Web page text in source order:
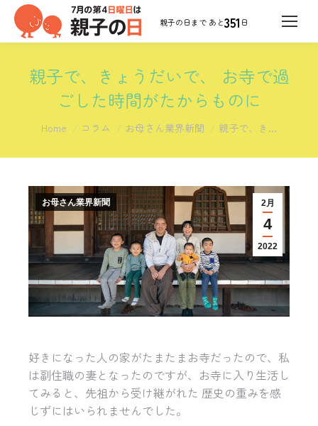
351 日
親子で、きょうだいで、 お寺で過
ごした時間がたからものに
You are here:
Home コラム お母さん業界新聞 親子で、き…
2月
4
2022
お母さん業界新聞
好きになった人の家がたまたまお寺だったので、私
は副住職の妻となったのですが、お寺に入り生活し
てみると、先祖から受け継がれた 歴史の重みを感
じずにはいられませんでした。